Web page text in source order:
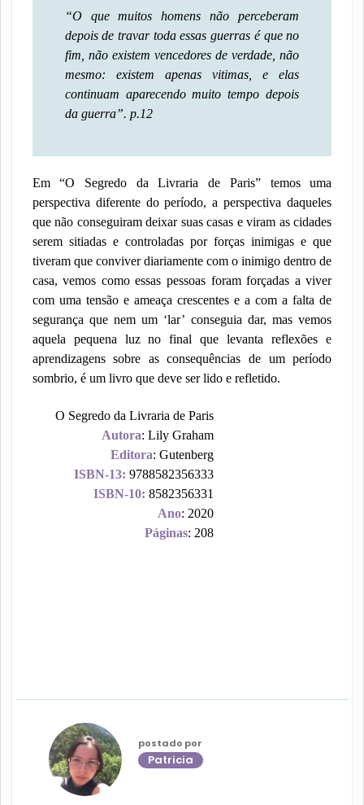
“O que muitos homens não perceberam
depois de travar toda essas guerras é que no
fim, não existem vencedores de verdade, não
mesmo: existem apenas vitimas, e elas
continuam aparecendo muito tempo depois
da guerra”. p.12
Em “O Segredo da Livraria de Paris” temos uma
perspectiva diferente do período, a perspectiva daqueles
que não conseguiram deixar suas casas e viram as cidades
serem sitiadas e controladas por forças inimigas e que
tiveram que conviver diariamente com o inimigo dentro de
casa, vemos como essas pessoas foram forçadas a viver
com uma tensão e ameaça crescentes e a com a falta de
segurança que nem um ‘lar’ conseguia dar, mas vemos
aquela pequena luz no final que levanta reflexões e
aprendizagens sobre as consequências de um período
sombrio, é um livro que deve ser lido e refletido.
O Segredo da Livraria de Paris
Autora: Lily Graham
Editora: Gutenberg
ISBN-13: 9788582356333
ISBN-10: 8582356331
Ano: 2020
Páginas: 208
postado por
Patricia